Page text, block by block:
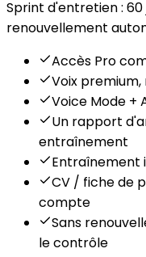
Sprint d'entretien :
renouvellement
Accès Pro
Voix
Voice Mode +
Un rapport
entraînement
Entraînement
CV / fiche de
compte
Sans
le contrôle